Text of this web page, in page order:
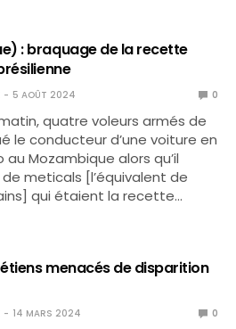
: braquage de la recette
5 AOÛT 2024 0
quatre voleurs armés de
le conducteur d’une voiture en
Mozambique alors qu’il
meticals [l’équivalent de
qui étaient la recette…
menacés de disparition
14 MARS 2024 0